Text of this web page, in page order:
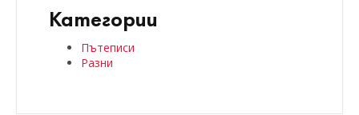
Категории
Пътеписи
Разни